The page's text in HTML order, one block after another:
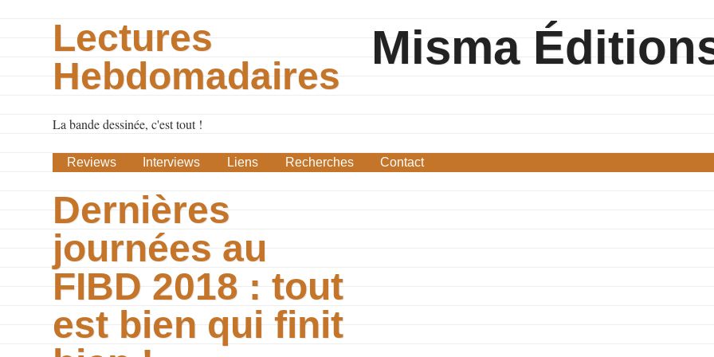
Lectures
Hebdomadaires
La bande dessinée, c'est tout !
Misma
Reviews Interviews Liens Recherches Contact
Dernières
journées au
FIBD 2018 : tout
est bien qui finit